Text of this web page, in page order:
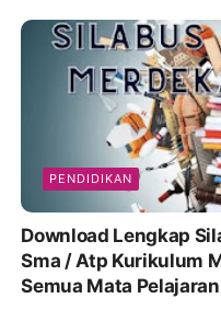
PENDIDIKAN
Download Lengkap
Sma / Atp Kurikulum
Semua Mata Pelajaran